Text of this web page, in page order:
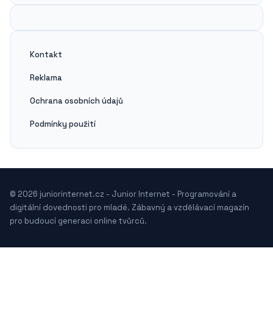
Kontakt
Reklama
Ochrana osobních údajů
Podmínky použití
© 2026 juniorinternet.cz - Junior Internet - Programování a
digitální dovednosti pro mladé. Zábavný a vzdělávací magazín
pro budoucí generaci online tvůrců.